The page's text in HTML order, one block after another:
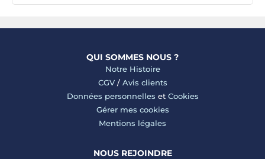
QUI SOMMES NOUS ?
Notre Histoire
CGV/ Avis clients
Données personnelles et Cookies
Gérer mes cookies
Mentions légales
NOUS REJOINDRE